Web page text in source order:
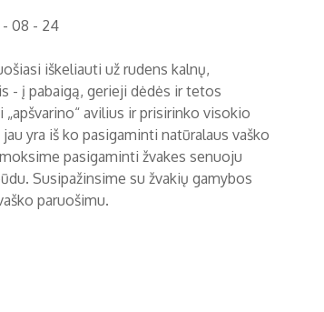
- 08 - 24
iškeliauti už rudens kalnų,
- į pabaigą, gerieji dėdės ir tetos
„apšvarino“ avilius ir prisirinko visokio
jau yra iš ko pasigaminti natūralaus vaško
pasigaminti žvakes senuoju
Susipažinsime su žvakių gamybos
paruošimu.